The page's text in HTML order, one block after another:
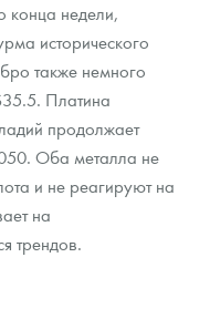
конца недели,
исторического
также немного
Платина
продолжает
Оба металла не
и не реагируют на
на
трендов.